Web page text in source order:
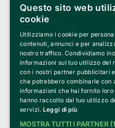
Clappit è un marchio di proprietà di:
Bemils Srl
a Socio Unico
Via Fosse Ardeatine, 4 -20092 Cinisello
PI 05589050961
Iscr. C.C.I.A.A. Milano R.E.A. 1833471
© 2010-2025 Bemils Srl - Tutti i diritti
Credits:
Clappit è basato sulla piattaforma di
dall’Agenzia delle Entrate con
2025.
Questo sito web
cookie
Utilizziamo i cookie per
contenuti, annunci e per
nostro traffico. Condividiamo
informazioni sul tuo utilizzo del
con i nostri partner pubblicitari
che potrebbero combinarle con
informazioni che hai fornito loro
hanno raccolto dal tuo utilizzo
servizi. Leggi di più
MOSTRA TUTTI I PARTNER